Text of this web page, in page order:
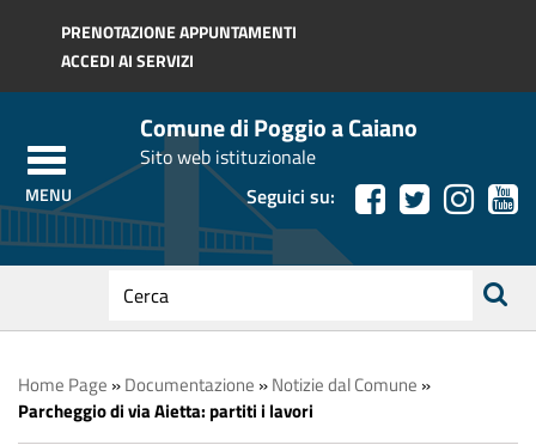
Regione Toscana
PRENOTAZIONE APPUNTAMENTI
ACCEDI AI SERVIZI
Comune di Poggio a Caiano
Sito web istituzionale
Seguici su:
testo
da
cercare
ricerca
Home Page »Documentazione »Notizie dal Comune »
Parcheggio di via Aietta: partiti i lavori